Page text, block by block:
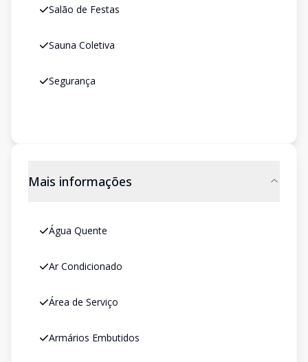
Salão de Festas
Sauna Coletiva
Segurança
Mais informações
Água Quente
Ar Condicionado
Área de Serviço
Armários Embutidos